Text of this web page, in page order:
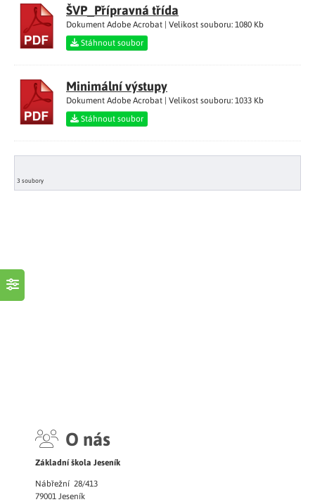
ŠVP_Přípravná třída
Dokument Adobe Acrobat | Velikost souboru: 1080 Kb
Stáhnout soubor
Minimální výstupy
Dokument Adobe Acrobat | Velikost souboru: 1033 Kb
Stáhnout soubor
3 soubory
O nás
Základní škola Jeseník
Nábřežní 28/413
79001 Jeseník